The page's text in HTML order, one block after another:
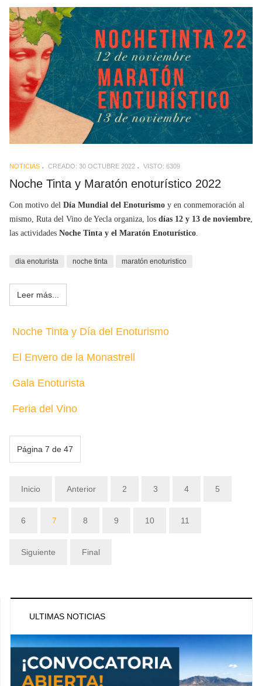
NOTICIAS CREADO: 30 OCTUBRE 2022 VISTO: 6309
Noche Tinta y Maratón enoturístico 2022
Con motivo del Día Mundial del Enoturismo y en conmemoración al
mismo, Ruta del Vino de Yecla organiza, los días 12 y 13 de noviembre
las actividades Noche Tinta y el Maratón Enoturístico
dia enoturista noche tinta maratón enoturistico
Leer más...
Noche Tinta y Día del Enoturismo
El Envero de la Monastrell
Gala Enoturista
Feria del Vino
Página 7 de 47
Inicio Anterior 2 3 4 5
6 7 8 9 10 11
Siguiente Final
ULTIMAS NOTICIAS